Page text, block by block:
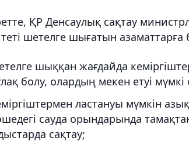
ҚР Денсаулық сақтау
шетелге шығатын азаматтарға
шыққан жағдайда
болу, олардың мекен етуі
ластануы мүмкін
сауда орындарында
сақтау;